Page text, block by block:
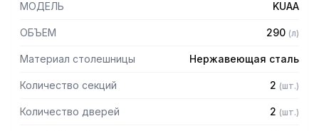
— Полки и направляющие: 1 пара направляющих AISI 304 и
секцию
МОДЕЛЬ KUAA
ОБЪЕМ 290 (л)
Материал столешницы Нержавеющая сталь
Количество секций 2 (шт.)
Количество дверей 2 (шт.)